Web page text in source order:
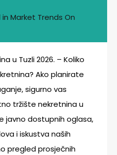
Market Trends On
u Tuzli 2026. – Koliko
Ako planirate
sigurno vas
tržište nekretnina u
javno dostupnih oglasa,
i iskustva naših
pregled prosječnih